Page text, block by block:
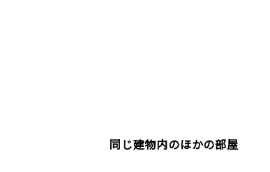
同じ建物内のほかの部屋